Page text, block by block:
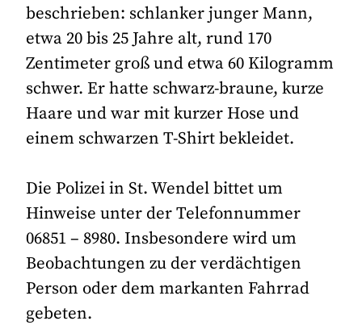
beschrieben: schlanker junger Mann,
etwa 20 bis 25 Jahre alt, rund 170
Zentimeter groß und etwa 60 Kilogramm
schwer. Er hatte schwarz-braune, kurze
Haare und war mit kurzer Hose und
einem schwarzen T-Shirt bekleidet.
Die Polizei in St. Wendel bittet um
Hinweise unter der Telefonnummer
06851 – 8980. Insbesondere wird um
Beobachtungen zu der verdächtigen
Person oder dem markanten Fahrrad
gebeten.